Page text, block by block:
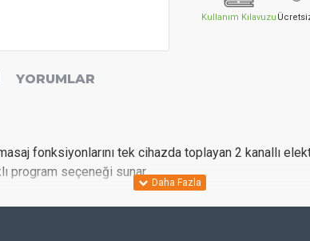
Kullanım Kılavuzu
YORUMLAR
fonksiyonlarını tek cihazda toplayan 2 kanallı
program seçeneği sunar.
ve Masaj (8 program) modları tek cihazda